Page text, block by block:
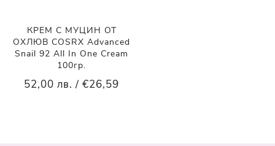
КРЕМ С МУЦИН ОТ
ОХЛЮВ COSRX Advanced
Snail 92 All In One Cream
100гр.
52,00 лв. / €26,59